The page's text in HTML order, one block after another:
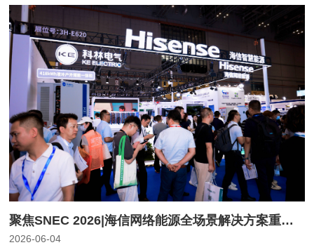
产品实力，以智能调度、全屋互联、热储联动、电池兼容、灵活扩
容、超长寿命六大核心能力，彰显中国智造实力，刷新全球户储产品
新标杆。
聚焦SNEC 2026|海信网络能源全场景解决方案重磅亮相
2026-06-04